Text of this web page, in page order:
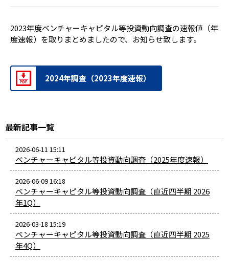
2023年度ベンチャーキャピタル等投資動向調査の速報値（年
度速報）を取りまとめましたので、お知らせ致します。
2024年調査（2023年度速報）
最新記事一覧
2026-06-11 15:11
ベンチャーキャピタル等投資動向調査（2025年度速報）
2026-06-09 16:18
ベンチャーキャピタル等投資動向調査（直近四半期 2026
年1Q）
2026-03-18 15:19
ベンチャーキャピタル等投資動向調査（直近四半期 2025
年4Q）